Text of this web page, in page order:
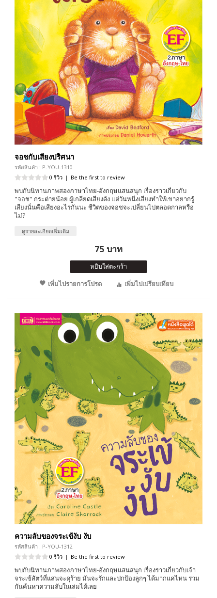
จอชกับเสียงปริศนา
รหัสสินค้า : P-YOU-1310
0 รีวิว | Be the first to review
พบกับนิทานภาพสองภาษาไทย-อังกฤษแสนสนุก เรื่องราวเกี่ยวกับ
"จอช" กระต่ายน้อย ผู้เกลียดเสียงดัง แต่วันหนึ่งเสียงทำให้เขาอยากรู้
เสียงนั่นคือเสียงอะไรกันนะ ชีวิตของจอชจะเปลี่ยนไปตลอดกาลหรือ
ไม่?
ดูรายละเอียดเพิ่มเติม
75 บาท
หยิบใส่ตะกร้า
เพิ่มไปรายการโปรด
เพิ่มไปเปรียบเทียบ
ความลับของจระเข้งับ งับ
รหัสสินค้า : P-YOU-1312
0 รีวิว | Be the first to review
พบกับนิทานภาพสองภาษาไทย-อังกฤษแสนสนุก เรื่องราวเกี่ยวกับเจ้า
จระเข้สัตว์ที่แสนจะดุร้าย มันจะรักและปกป้องลูกๆ ได้มากแค่ไหน ร่วม
กันค้นหาความลับในเล่มได้เลย